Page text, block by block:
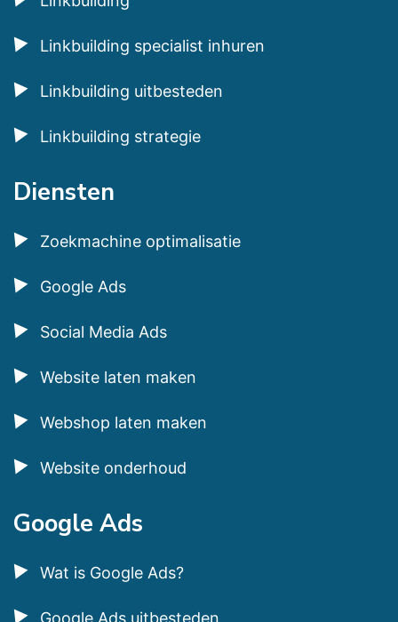
Linkbuilding specialist inhuren
Linkbuilding uitbesteden
Linkbuilding strategie
Diensten
Zoekmachine optimalisatie
Google Ads
Social Media Ads
Website laten maken
Webshop laten maken
Website onderhoud
Google Ads
Wat is Google Ads?
Google Ads uitbesteden